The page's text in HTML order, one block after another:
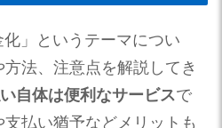
化」というテーマについ
法、注意点を解説してき
自体は便利なサービスで
払い猶予などメリットも